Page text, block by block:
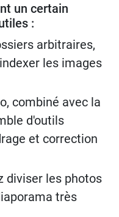
un certain
:
arbitraires,
les images
combiné avec la
d'outils
et correction
diviser les photos
très